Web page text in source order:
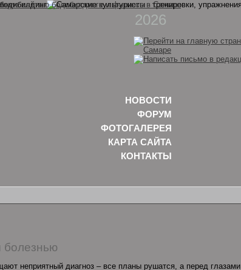
болезнью
неприятный диагноз – все планы рушатся, а перед глазами
2026
НОВОСТИ
ФОРУМ
ФОТОГАЛЕРЕЯ
КАРТА САЙТА
КОНТАКТЫ